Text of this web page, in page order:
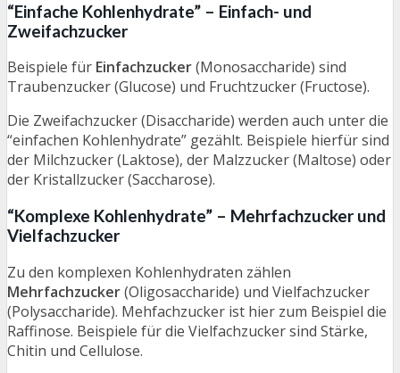
“Einfache Kohlenhydrate” – Einfach- und
Zweifachzucker
Beispiele für Einfachzucker(Monosaccharide) sind
Traubenzucker (Glucose) und Fruchtzucker (Fructose).
Die Zweifachzucker (Disaccharide) werden auch unter die
“einfachen Kohlenhydrate” gezählt. Beispiele hierfür sind
der Milchzucker (Laktose), der Malzzucker (Maltose) oder
der Kristallzucker (Saccharose).
“Komplexe Kohlenhydrate” – Mehrfachzucker und
Vielfachzucker
Zu den komplexen Kohlenhydraten zählen
Mehrfachzucker(Oligosaccharide) und Vielfachzucker
(Polysaccharide). Mehfachzucker ist hier zum Beispiel die
Raffinose. Beispiele für die Vielfachzucker sind Stärke,
Chitin und Cellulose.